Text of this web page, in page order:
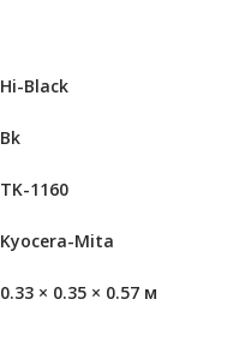
Hi-Black
Bk
TK-1160
Kyocera-Mita
0.33 × 0.35 × 0.57 м